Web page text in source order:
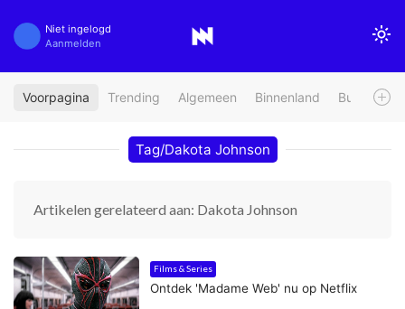
Niet ingelogd
Aanmelden
Voorpagina Trending Algemeen Binnenland Buitenland
Tag/Dakota Johnson
Artikelen gerelateerd aan: Dakota Johnson
Films & Series
Ontdek 'Madame Web' nu op Netflix